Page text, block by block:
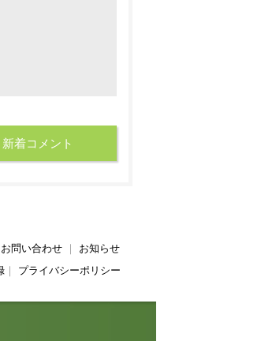
新着コメント
お問い合わせ｜ お知らせ
｜ プライバシーポリシー